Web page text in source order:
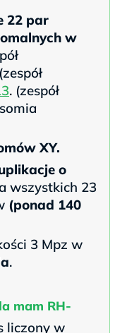
w
. (zespół
XY.
wszystkich 23
(ponad 140
3 Mpz w
.
mam RH-
liczony w